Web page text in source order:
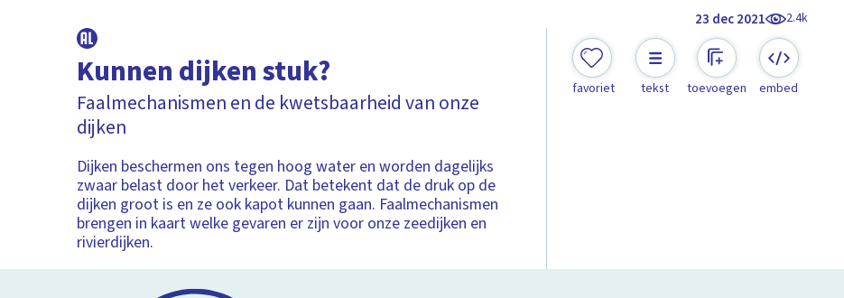
23 dec 2021 2.4k
Kunnen dijken stuk?
Faalmechanismen en de kwetsbaarheid van onze
dijken
Dijken beschermen ons tegen hoog water en worden dagelijks
zwaar belast door het verkeer. Dat betekent dat de druk op de
dijken groot is en ze ook kapot kunnen gaan. Faalmechanismen
brengen in kaart welke gevaren er zijn voor onze zeedijken en
rivierdijken.
favoriet tekst toevoegen embed